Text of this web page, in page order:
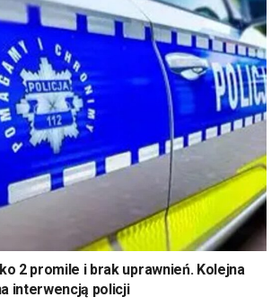
2 promile i brak uprawnień. Kolejna
interwencją policji